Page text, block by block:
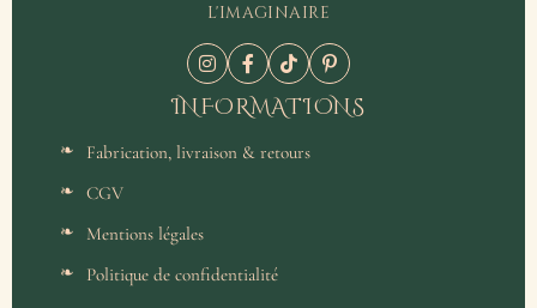
l'imaginaire
INFORMATIONS
Fabrication, livraison & retours
CGV
Mentions légales
Politique de confidentialité